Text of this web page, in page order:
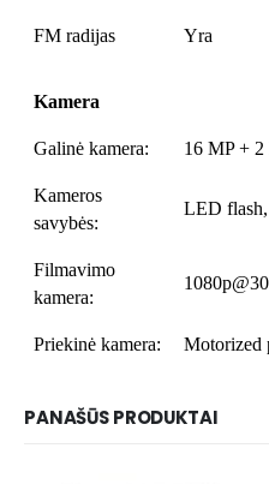
FM radijas Yra
Kamera
Galinė kamera: 16 MP +
Kameros
savybės:
LED
Filmavimo
kamera:
Priekinė kamera: Motorized
PANAŠŪS PRODUKTAI